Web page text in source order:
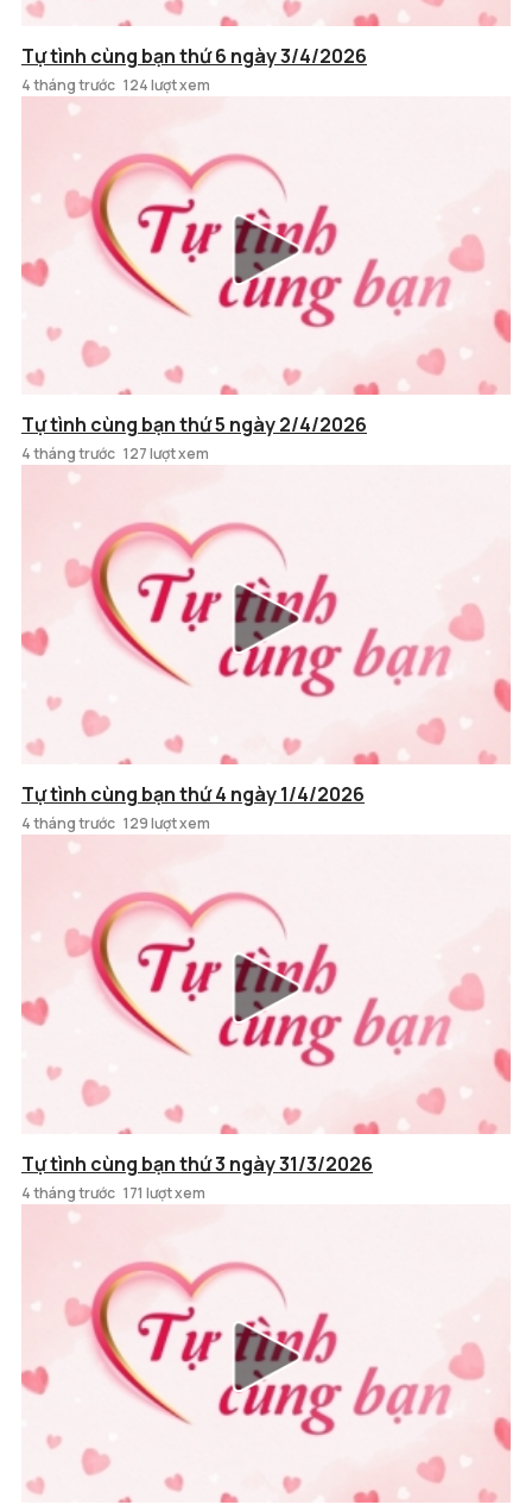
Tự tình cùng bạn thứ 6 ngày 3/4/2026
4 tháng trước 124 lượt xem
Tự tình cùng bạn thứ 5 ngày 2/4/2026
4 tháng trước 127 lượt xem
Tự tình cùng bạn thứ 4 ngày 1/4/2026
4 tháng trước 129 lượt xem
Tự tình cùng bạn thứ 3 ngày 31/3/2026
4 tháng trước 171 lượt xem